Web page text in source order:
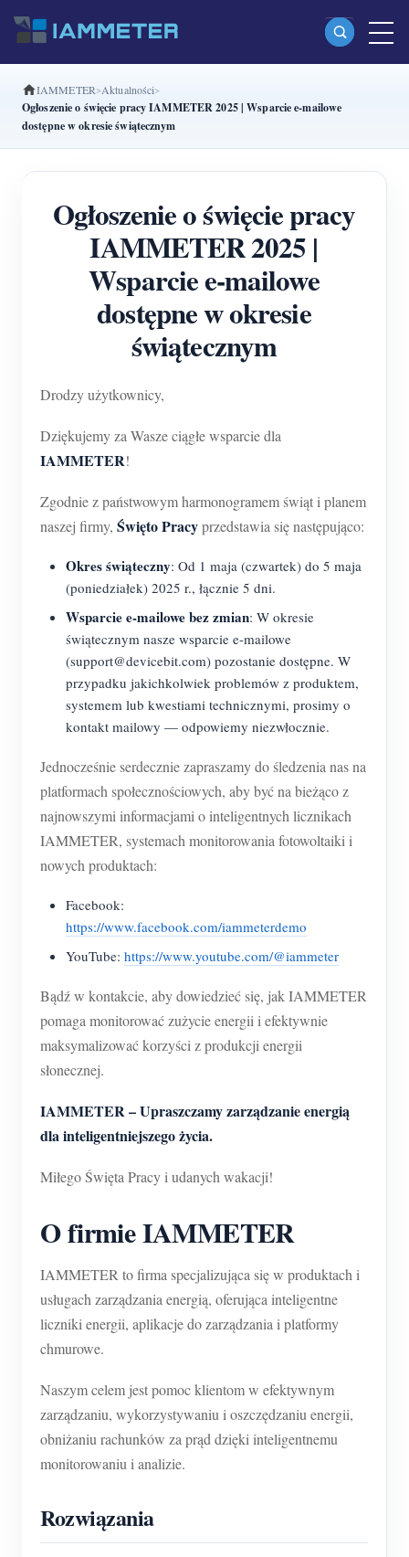
Produkty
Jednofazowy licznik energii Wi-Fi (WEM3080)
Dwufazowy licznik energii Wi-Fi split-phase
(WEM2067)
Trójfazowy licznik energii Wi-Fi (WEM3080T)
Trójfazowy licznik energii Wi-Fi (WEM3046T)
Trójfazowy licznik energii Wi-Fi (WEM3050T)
Kontroler mocy WiFi
Ładowarka EV
Licznik wirtualny
Aplikacje
Monitor energii systemu PV
Monitor zużycia energii elektrycznej
System sterowania grzałką PV
Automatyka domowa
Monitorowanie energii w fabryce
Sklep
Zasoby
Szybki start produktu
Dokumentacja
Film instruktażowy
FAQ
Aktualności
Społeczność
Centrum współtwórców
Aktywności IAMMETER
Forum
Eksploruj stronę
Ranking PV
Kontakt
O nas
IAMMETER Aktualności
Ogłoszenie o święcie pracy IAMMETER 2025 | Wsparcie e-mailowe
dostępne w okresie świątecznym
Ogłoszenie o święcie pracy
IAMMETER 2025 |
Wsparcie e-mailowe
dostępne w okresie
świątecznym
Drodzy użytkownicy,
Dziękujemy za Wasze ciągłe wsparcie dla
IAMMETER!
Zgodnie z państwowym harmonogramem świąt i planem
naszej firmy, Święto Pracyprzedstawia się następująco:
Okres świąteczny: Od 1 maja (czwartek) do 5 maja
(poniedziałek) 2025 r., łącznie 5 dni.
Wsparcie e-mailowe bez zmian: W okresie
świątecznym nasze wsparcie e-mailowe
(support@devicebit.com) pozostanie dostępne. W
przypadku jakichkolwiek problemów z produktem,
systemem lub kwestiami technicznymi, prosimy o
kontakt mailowy — odpowiemy niezwłocznie.
Jednocześnie serdecznie zapraszamy do śledzenia nas na
platformach społecznościowych, aby być na bieżąco z
najnowszymi informacjami o inteligentnych licznikach
IAMMETER, systemach monitorowania fotowoltaiki i
nowych produktach:
Facebook:
https://www.facebook.com/iammeterdemo
YouTube: https://www.youtube.com/@iammeter
Bądź w kontakcie, aby dowiedzieć się, jak IAMMETER
pomaga monitorować zużycie energii i efektywnie
maksymalizować korzyści z produkcji energii
słonecznej.
IAMMETER – Upraszczamy zarządzanie energią
dla inteligentniejszego życia.
Miłego Święta Pracy i udanych wakacji!
O firmie IAMMETER
IAMMETER to firma specjalizująca się w produktach i
usługach zarządzania energią, oferująca inteligentne
liczniki energii, aplikacje do zarządzania i platformy
chmurowe.
Naszym celem jest pomoc klientom w efektywnym
zarządzaniu, wykorzystywaniu i oszczędzaniu energii,
obniżaniu rachunków za prąd dzięki inteligentnemu
monitorowaniu i analizie.
Rozwiązania